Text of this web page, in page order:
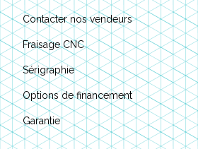
Contacter nos vendeurs
Fraisage CNC
Sérigraphie
Options de financement
Garantie